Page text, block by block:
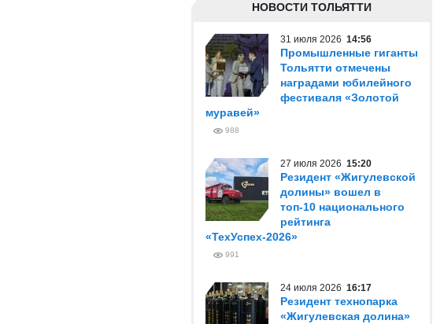
НОВОСТИ ТОЛЬЯТТИ
31 июля 2026 14:56
Промышленные гиганты
Тольятти отмечены
наградами юбилейного
фестиваля «Золотой
муравей»
988
27 июля 2026 15:20
Резидент «Жигулевской
долины» вошел в
топ-10 национального
рейтинга
«ТехУспех-2026»
991
24 июля 2026 16:17
Резидент технопарка
«Жигулевская долина»